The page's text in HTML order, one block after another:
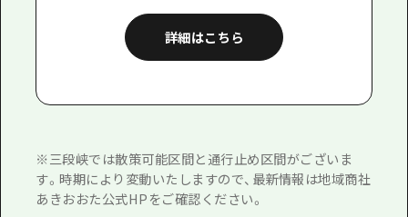
詳細はこちら
※三段峡では散策可能区間と通行止め区間がございま
す。時期により変動いたしますので、最新情報は地域商社
あきおおた公式HPをご確認ください。